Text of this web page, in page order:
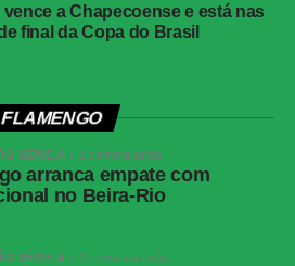
(CHI)
(Yomar Rocha), Haquín,
Villamíl, Robson Matheus
Miguelito, Enzo Monteiro
Técnico: Óscar Villegas
a Chapecoense e está nas
final da Copa do Brasil
FLAMENGO
SÉRIE A 1 semana atrás
arranca empate com
no Beira-Rio
SÉRIE A 2 semanas atrás